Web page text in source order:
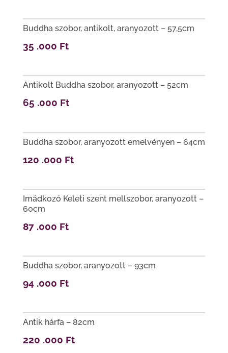
Buddha szobor, antikolt, aranyozott – 57,5cm
35 .000 Ft
Antikolt Buddha szobor, aranyozott – 52cm
65 .000 Ft
Buddha szobor, aranyozott emelvényen – 64cm
120 .000 Ft
Imádkozó Keleti szent mellszobor, aranyozott –
60cm
87 .000 Ft
Buddha szobor, aranyozott – 93cm
94 .000 Ft
Antik hárfa – 82cm
220 .000 Ft